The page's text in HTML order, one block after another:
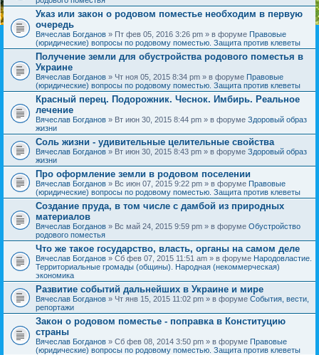
Указ или закон о родовом поместье необходим в первую
очередь
Вячеслав Богданов » Пт фев 05, 2016 3:26 pm » в форуме Правовые
(юридические) вопросы по родовому поместью. Защита против клеветы
Получение земли для обустройства родового поместья в
Украине
Вячеслав Богданов » Чт ноя 05, 2015 8:34 pm » в форуме Правовые
(юридические) вопросы по родовому поместью. Защита против клеветы
Красный перец. Подорожник. Чеснок. Имбирь. Реальное
лечение
Вячеслав Богданов » Вт июн 30, 2015 8:44 pm » в форуме Здоровый образ
жизни
Соль жизни - удивительные целительные свойства
Вячеслав Богданов » Вт июн 30, 2015 8:43 pm » в форуме Здоровый образ
жизни
Про оформление земли в родовом поселении
Вячеслав Богданов » Вс июн 07, 2015 9:22 pm » в форуме Правовые
(юридические) вопросы по родовому поместью. Защита против клеветы
Создание пруда, в том числе с дамбой из природных
материалов
Вячеслав Богданов » Вс май 24, 2015 9:59 pm » в форуме Обустройство
родового поместья
Что же такое государство, власть, органы на самом деле
Вячеслав Богданов » Сб фев 07, 2015 11:51 am » в форуме Народовластие.
Территориальные громады (общины). Народная (некоммерческая)
экономика
Развитие событий дальнейших в Украине и мире
Вячеслав Богданов » Чт янв 15, 2015 11:02 pm » в форуме События, вести,
репортажи
Закон о родовом поместье - поправка в Конституцию
страны
Вячеслав Богданов » Сб фев 08, 2014 3:50 pm » в форуме Правовые
(юридические) вопросы по родовому поместью. Защита против клеветы